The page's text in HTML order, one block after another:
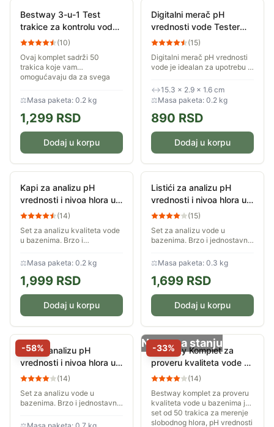
Bestway 3-u-1 Test
trakice za kontrolu vode
u bazenu 50 kom. 58142
(10)
Ovaj komplet sadrži 50
trakica koje vam
omogućavaju da za svega
jednostavno i bez skupih
laboratorijskih aparata,
očitate tri...
⚖Masa paketa: 0.2 kg
1,299 RSD
Dodaj u korpu
Digitalni merač pH
vrednosti vode Tester
PH05
(15)
Digitalni merač pH vrednosti
vode je idealan za upotrebu u
pogodan je za testiranje pH
ravnoteže vode za piće,
bazena,...
↔15.3 × 2.9 × 1.6 cm
⚖Masa paketa: 0.2 kg
890 RSD
Dodaj u korpu
Kapi za analizu pH
vrednosti i nivoa hlora u
vodi Nero(14)
Set za analizu kvaliteta vode
u bazenima. Brzo i
vrednost i nivo hlora u vodi
svog bazena.
⚖Masa paketa: 0.2 kg
1,999 RSD
Dodaj u korpu
Listići za analizu pH
vrednosti i nivoa hlora u
vodi Nero 50 kom.
(15)
Set za analizu vode u
bazenima. Brzo i jednostavno
hlora u vodi. Sadržaj seta je
dovoljan za 50 merenja.
⚖Masa paketa: 0.3 kg
1,699 RSD
Dodaj u korpu
-58%
Set za analizu pH
vrednosti i nivoa hlora u
vodi Pooltrend VEL 102
(14)
Set za analizu vode u
bazenima. Brzo i jednostavno
hlora u vodi. Sadržaj seta je
-33%
Nema na stanju
Bestway Komplet za
proveru kvaliteta vode u
bazenima 58142
(14)
Bestway komplet za proveru
kvaliteta vode u bazenima je
set od 50 trakica za merenje
slobodnog hlora, pH vrednosti